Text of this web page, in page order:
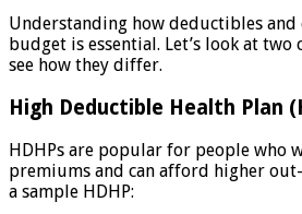
Understanding how deductibles
budget is essential. Let’s look at
see how they differ.
High Deductible Health Plan
HDHPs are popular for people who
premiums and can afford higher out-
a sample HDHP: